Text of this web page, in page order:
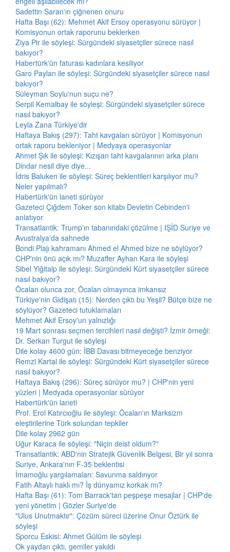
Sadettin Saran'ın çiğnenen onuru
Hafta Başı (62): Mehmet Akif Ersoy operasyonu sürüyor |
Komisyonun ortak raporunu beklerken
Ziya Pir ile söyleşi: Sürgündeki siyasetçiler sürece nasıl
bakıyor?
Habertürk'ün faturası kadınlara kesiliyor
Garo Paylan ile söyleşi: Sürgündeki siyasetçiler sürece nasıl
bakıyor?
Süleyman Soylu'nun suçu ne?
Serpil Kemalbay ile söyleşi: Sürgündeki siyasetçiler sürece
nasıl bakıyor?
Leyla Zana Türkiye'dir
Haftaya Bakış (297): Taht kavgaları sürüyor | Komisyonun
ortak raporu bekleniyor | Medyaya operasyonlar
Ahmet Şık ile söyleşi: Kızışan taht kavgalarının arka planı
Dindar nesil diye diye...
İdris Baluken ile söyleşi: Süreç beklentileri karşılıyor mu?
Neler yapılmalı?
Habertürk'ün laneti sürüyor
Gazeteci Çiğdem Toker son kitabı Devletin Cebinden'i
anlatıyor
Transatlantik: Trump'ın tabanındaki çözülme | IŞİD Suriye ve
Avustralya'da sahnede
Bondi Plajı kahramanı Ahmed el Ahmed bize ne söylüyor?
CHP'nin önü açık mı? Muzaffer Ayhan Kara ile söyleşi
Sibel Yiğitalp ile söyleşi: Sürgündeki Kürt siyasetçiler sürece
nasıl bakıyor?
Öcalan olunca zor, Öcalan olmayınca imkansız
Türkiye'nin Gidişatı (15): Nerden çıktı bu Yeşil? Bütçe bize ne
söylüyor? Gazeteci tutuklamaları
Mehmet Akif Ersoy'un yalnızlığı
19 Mart sonrası seçmen tercihleri nasıl değişti? İzmir örneği:
Dr. Serkan Turgut ile söyleşi
Dile kolay 4600 gün: İBB Davası bitmeyeceğe benziyor
Remzi Kartal ile söyleşi: Sürgündeki Kürt siyasetçiler sürece
nasıl bakıyor?
Haftaya Bakış (296): Süreç sürüyor mu? | CHP'nin yeni
yüzleri | Medyada operasyonlar sürüyor
Habertürk'ün laneti
Prof. Erol Katırcıoğlu ile söyleşi: Öcalan'ın Marksizm
eleştirilerine Türk solundan tepkiler
Dile kolay 2962 gün
Uğur Karaca ile söyleşi: "Niçin deist oldum?"
Transatlantik: ABD'nin Stratejik Güvenlik Belgesi, Bir yıl sonra
Suriye, Ankara'nın F-35 beklentisi
İmamoğlu yargılamaları: Savunma saldırıyor
Fatih Altaylı haklı mı? İş dünyamız korkak mı?
Hafta Başı (61): Tom Barrack'tan peşpeşe mesajlar | CHP'de
yeni yönetim | Gözler Suriye'de
"Ulus Unutmaktır": Çözüm süreci üzerine Onur Öztürk ile
söyleşi
Sporcu Eskisi: Ahmet Gülüm ile söyleşi
Ok yaydan çıktı, gemiler yakıldı